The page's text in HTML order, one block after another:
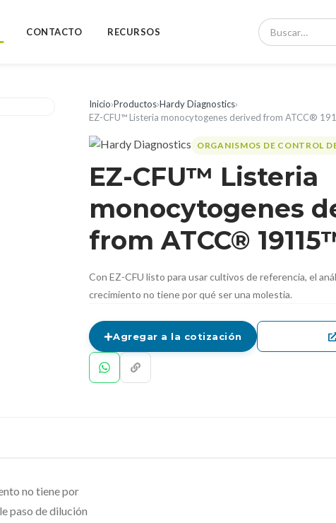
CONTACTO RECURSOS
Inicio›Productos›Hardy Diagnostics›
EZ-CFU™ Listeria monocytogenes derived from ATCC®
ORGANISMOS DE CONTROL
EZ-CFU™ Listeria
monocytogenes
from ATCC®
Con EZ-CFU listo para usar cultivos de referencia, el
crecimiento no tiene por qué ser una molestia.
Agregar a la cotización
no tiene por
paso de dilución